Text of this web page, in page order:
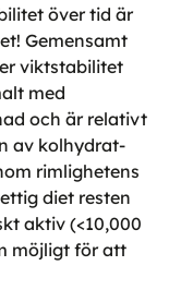
över tid är
Gemensamt
viktstabilitet
med
och är relativt
av kolhydrat-
rimlighetens
diet resten
aktiv (<10,000
möjligt för att